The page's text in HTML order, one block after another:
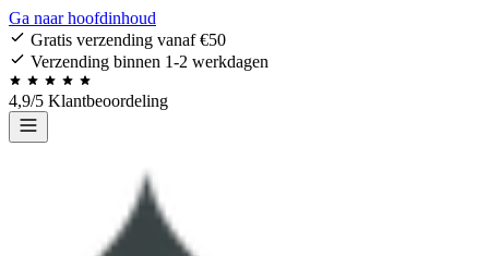
Ga naar hoofdinhoud
Gratis verzending vanaf €50
Verzending binnen 1-2 werkdagen
4,9/5 Klantbeoordeling